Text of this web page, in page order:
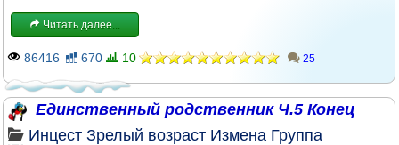
Читать далее...
86416 670 10 25
Единственный родственник Ч.5 Конец
Инцест Зрелый возраст Измена Группа